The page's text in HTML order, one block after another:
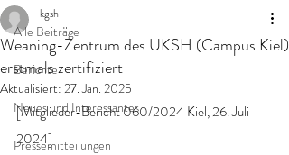
Alle Beiträge
Berichte
Neues und Interessantes
Pressemitteilungen
Weaning-Zentrum des UKSH (Campus Kiel)
erstmals zertifiziert
kgsh
Aktualisiert: 27. Jan. 2025
[Mitglieder-Bericht 060/2024 Kiel, 26. Juli
2024]